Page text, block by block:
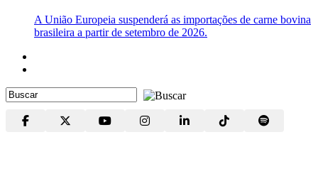
A União Europeia suspenderá as importações de carne bovina
brasileira a partir de setembro de 2026.